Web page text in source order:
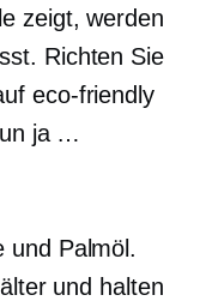
zeigt, werden
Richten Sie
eco-friendly
ja …
und Palmöl.
und halten